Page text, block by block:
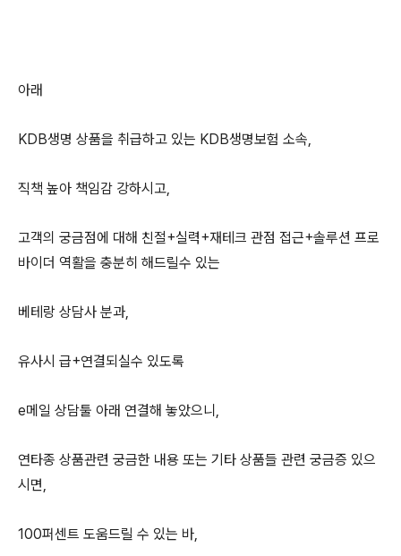
아래
KDB생명 상품을 취급하고 있는 KDB생명보험 소속,
직책 높아 책임감 강하시고,
고객의 궁금점에 대해 친절+실력+재테크 관점 접근+솔루션 프로
바이더 역활을 충분히 해드릴수 있는
베테랑 상담사 분과,
유사시 급+연결되실수 있도록
e메일 상담툴 아래 연결해 놓았으니,
연타종 상품관련 궁금한 내용 또는 기타 상품들 관련 궁금증 있으
시면,
100퍼센트 도움드릴 수 있는 바,